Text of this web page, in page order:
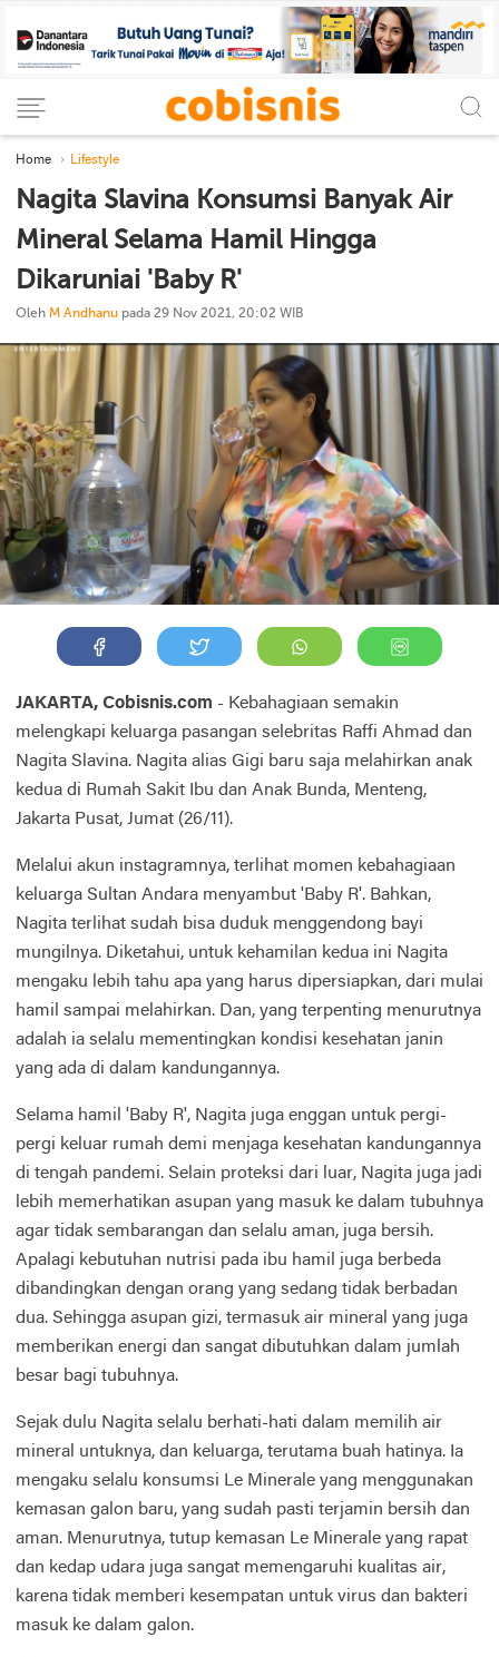
Home Lifestyle
Nagita Slavina Konsumsi Banyak Air
Mineral Selama Hamil Hingga
Dikaruniai 'Baby R'
Oleh M Andhanu pada 29 Nov 2021, 20:02 WIB
JAKARTA, Cobisnis.com - Kebahagiaan semakin
melengkapi keluarga pasangan selebritas Raffi Ahmad dan
Nagita Slavina. Nagita alias Gigi baru saja melahirkan anak
kedua di Rumah Sakit Ibu dan Anak Bunda, Menteng,
Jakarta Pusat, Jumat (26/11).
Melalui akun instagramnya, terlihat momen kebahagiaan
keluarga Sultan Andara menyambut 'Baby R'. Bahkan,
Nagita terlihat sudah bisa duduk menggendong bayi
mungilnya. Diketahui, untuk kehamilan kedua ini Nagita
mengaku lebih tahu apa yang harus dipersiapkan, dari mulai
hamil sampai melahirkan. Dan, yang terpenting menurutnya
adalah ia selalu mementingkan kondisi kesehatan janin
yang ada di dalam kandungannya.
Selama hamil 'Baby R', Nagita juga enggan untuk pergi-
pergi keluar rumah demi menjaga kesehatan kandungannya
di tengah pandemi. Selain proteksi dari luar, Nagita juga jadi
lebih memerhatikan asupan yang masuk ke dalam tubuhnya
agar tidak sembarangan dan selalu aman, juga bersih.
Apalagi kebutuhan nutrisi pada ibu hamil juga berbeda
dibandingkan dengan orang yang sedang tidak berbadan
dua. Sehingga asupan gizi, termasuk air mineral yang juga
memberikan energi dan sangat dibutuhkan dalam jumlah
besar bagi tubuhnya.
Sejak dulu Nagita selalu berhati-hati dalam memilih air
mineral untuknya, dan keluarga, terutama buah hatinya. Ia
mengaku selalu konsumsi Le Minerale yang menggunakan
kemasan galon baru, yang sudah pasti terjamin bersih dan
aman. Menurutnya, tutup kemasan Le Minerale yang rapat
dan kedap udara juga sangat memengaruhi kualitas air,
karena tidak memberi kesempatan untuk virus dan bakteri
masuk ke dalam galon.